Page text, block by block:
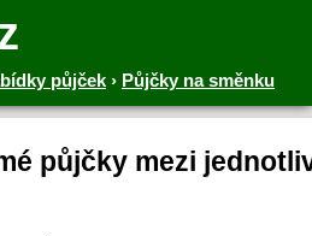
půjček › Půjčky na směnku
půjčky mezi